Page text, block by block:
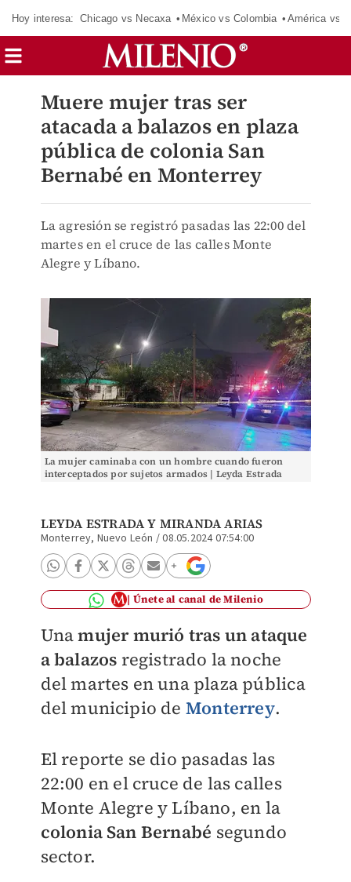
Hoy interesa: Chicago vs Necaxa México vs Colombia América vs
Muere mujer tras ser
atacada a balazos en plaza
pública de colonia San
Bernabé en Monterrey
La agresión se registró pasadas las 22:00 del
martes en el cruce de las calles Monte
Alegre y Líbano.
La mujer caminaba con un hombre cuando fueron
interceptados por sujetos armados | Leyda Estrada
LEYDA ESTRADA Y MIRANDA ARIAS
Monterrey, Nuevo León /08.05.2024 07:54:00
Únete al canal de Milenio
Unamujer murió tras un ataque
a balazos registrado la noche
del martes en una plaza pública
del municipio de Monterrey.
El reporte se dio pasadas las
22:00 en el cruce de las calles
Monte Alegre y Líbano, en la
colonia San Bernabé segundo
sector.